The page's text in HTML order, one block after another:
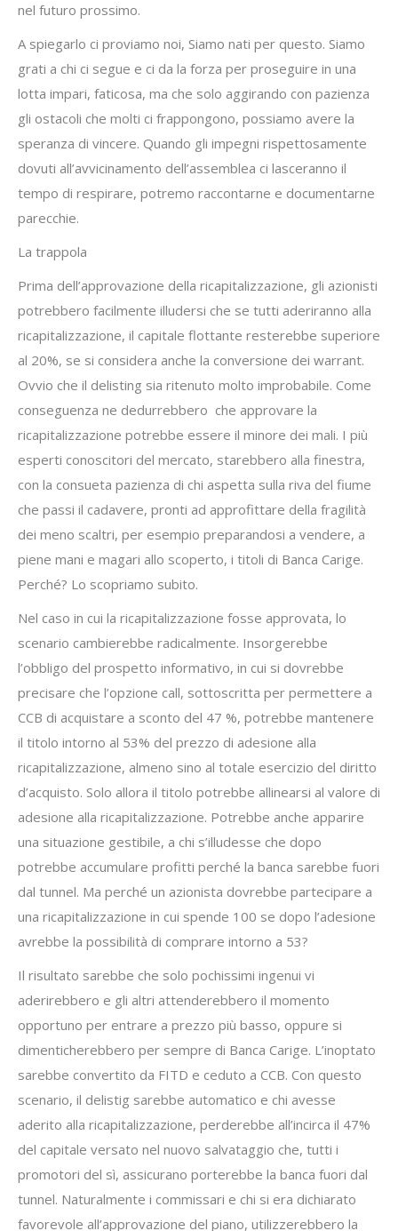
nel futuro prossimo.
A spiegarlo ci proviamo noi, Siamo nati per questo. Siamo
grati a chi ci segue e ci da la forza per proseguire in una
lotta impari, faticosa, ma che solo aggirando con pazienza
gli ostacoli che molti ci frappongono, possiamo avere la
speranza di vincere. Quando gli impegni rispettosamente
dovuti all’avvicinamento dell’assemblea ci lasceranno il
tempo di respirare, potremo raccontarne e documentarne
parecchie.
La trappola
Prima dell’approvazione della ricapitalizzazione, gli azionisti
potrebbero facilmente illudersi che se tutti aderiranno alla
ricapitalizzazione, il capitale flottante resterebbe superiore
al 20%, se si considera anche la conversione dei warrant.
Ovvio che il delisting sia ritenuto molto improbabile. Come
conseguenza ne dedurrebbero che approvare la
ricapitalizzazione potrebbe essere il minore dei mali. I più
esperti conoscitori del mercato, starebbero alla finestra,
con la consueta pazienza di chi aspetta sulla riva del fiume
che passi il cadavere, pronti ad approfittare della fragilità
dei meno scaltri, per esempio preparandosi a vendere, a
piene mani e magari allo scoperto, i titoli di Banca Carige.
Perché? Lo scopriamo subito.
Nel caso in cui la ricapitalizzazione fosse approvata, lo
scenario cambierebbe radicalmente. Insorgerebbe
l’obbligo del prospetto informativo, in cui si dovrebbe
precisare che l’opzione call, sottoscritta per permettere a
CCB di acquistare a sconto del 47 %, potrebbe mantenere
il titolo intorno al 53% del prezzo di adesione alla
ricapitalizzazione, almeno sino al totale esercizio del diritto
d’acquisto. Solo allora il titolo potrebbe allinearsi al valore di
adesione alla ricapitalizzazione. Potrebbe anche apparire
una situazione gestibile, a chi s’illudesse che dopo
potrebbe accumulare profitti perché la banca sarebbe fuori
dal tunnel. Ma perché un azionista dovrebbe partecipare a
una ricapitalizzazione in cui spende 100 se dopo l’adesione
avrebbe la possibilità di comprare intorno a 53?
Il risultato sarebbe che solo pochissimi ingenui vi
aderirebbero e gli altri attenderebbero il momento
opportuno per entrare a prezzo più basso, oppure si
dimenticherebbero per sempre di Banca Carige. L’inoptato
sarebbe convertito da FITD e ceduto a CCB. Con questo
scenario, il delistig sarebbe automatico e chi avesse
aderito alla ricapitalizzazione, perderebbe all’incirca il 47%
del capitale versato nel nuovo salvataggio che, tutti i
promotori del sì, assicurano porterebbe la banca fuori dal
tunnel. Naturalmente i commissari e chi si era dichiarato
favorevole all’approvazione del piano, utilizzerebbero la